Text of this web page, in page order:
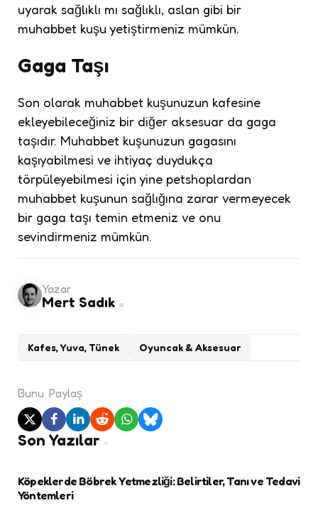
uyarak sağlıklı mı sağlıklı, aslan gibi bir
muhabbet kuşu yetiştirmeniz mümkün.
Gaga Taşı
Son olarak muhabbet kuşunuzun kafesine
ekleyebileceğiniz bir diğer aksesuar da gaga
taşıdır. Muhabbet kuşunuzun gagasını
kaşıyabilmesi ve ihtiyaç duydukça
törpüleyebilmesi için yine petshoplardan
muhabbet kuşunun sağlığına zarar vermeyecek
bir gaga taşı temin etmeniz ve onu
sevindirmeniz mümkün.
Kafes, Yuva, Tünek Oyuncak & Aksesuar
Yazar
Mert Sadık
Bunu Paylaş
Son Yazılar
Köpeklerde Böbrek Yetmezliği: Belirtiler, Tanı ve Tedavi
Yöntemleri